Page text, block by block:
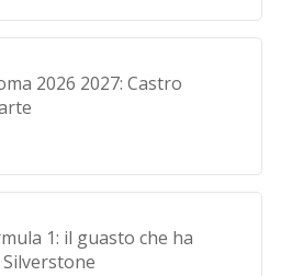
2026 2027: Castro
1: il guasto che ha